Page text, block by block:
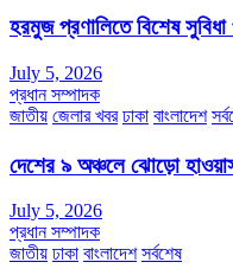
হরমুজ প্রণালিতে বিশেষ
July 5, 2026
প্রধান সম্পাদক
জাতীয় জেলার খবর ঢাকা বাংলাদেশ
দেশের ৯ অঞ্চলে ঝোড়ো
July 5, 2026
প্রধান সম্পাদক
জাতীয় ঢাকা বাংলাদেশ সর্বশেষ